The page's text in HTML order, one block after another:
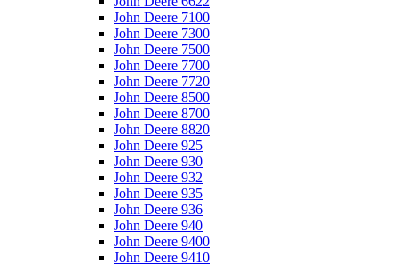
John Deere 7100
John Deere 7300
John Deere 7500
John Deere 7700
John Deere 7720
John Deere 8500
John Deere 8700
John Deere 8820
John Deere 925
John Deere 930
John Deere 932
John Deere 935
John Deere 936
John Deere 940
John Deere 9400
John Deere 9410